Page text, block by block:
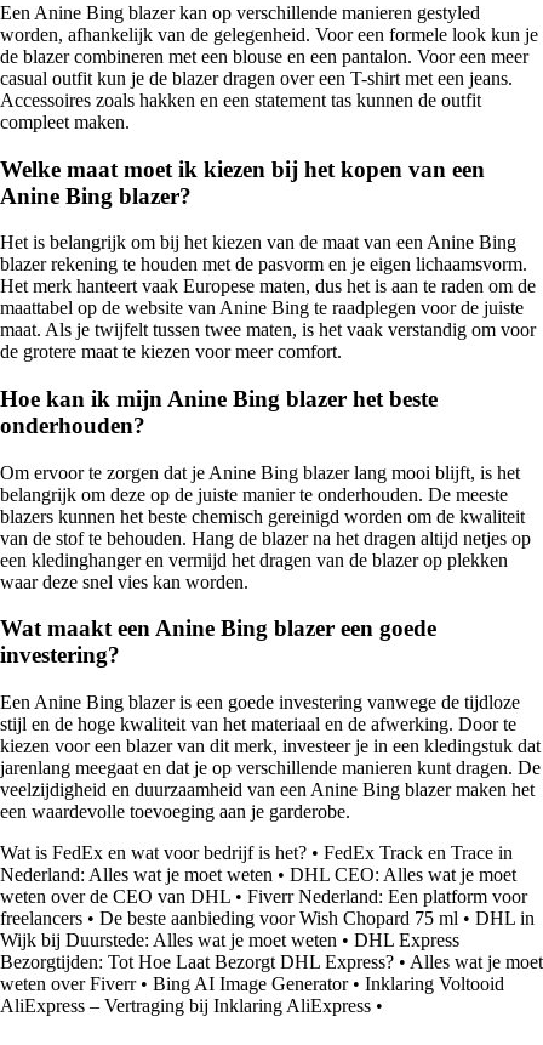
Een Anine Bing blazer kan op verschillende manieren gestyled
worden, afhankelijk van de gelegenheid. Voor een formele look kun je
de blazer combineren met een blouse en een pantalon. Voor een meer
casual outfit kun je de blazer dragen over een T-shirt met een jeans.
Accessoires zoals hakken en een statement tas kunnen de outfit
compleet maken.
Welke maat moet ik kiezen bij het kopen van een
Anine Bing blazer?
Het is belangrijk om bij het kiezen van de maat van een Anine Bing
blazer rekening te houden met de pasvorm en je eigen lichaamsvorm.
Het merk hanteert vaak Europese maten, dus het is aan te raden om de
maattabel op de website van Anine Bing te raadplegen voor de juiste
maat. Als je twijfelt tussen twee maten, is het vaak verstandig om voor
de grotere maat te kiezen voor meer comfort.
Hoe kan ik mijn Anine Bing blazer het beste
onderhouden?
Om ervoor te zorgen dat je Anine Bing blazer lang mooi blijft, is het
belangrijk om deze op de juiste manier te onderhouden. De meeste
blazers kunnen het beste chemisch gereinigd worden om de kwaliteit
van de stof te behouden. Hang de blazer na het dragen altijd netjes op
een kledinghanger en vermijd het dragen van de blazer op plekken
waar deze snel vies kan worden.
Wat maakt een Anine Bing blazer een goede
investering?
Een Anine Bing blazer is een goede investering vanwege de tijdloze
stijl en de hoge kwaliteit van het materiaal en de afwerking. Door te
kiezen voor een blazer van dit merk, investeer je in een kledingstuk dat
jarenlang meegaat en dat je op verschillende manieren kunt dragen. De
veelzijdigheid en duurzaamheid van een Anine Bing blazer maken het
een waardevolle toevoeging aan je garderobe.
Wat is FedEx en wat voor bedrijf is het? • FedEx Track en Trace in
Nederland: Alles wat je moet weten • DHL CEO: Alles wat je moet
weten over de CEO van DHL • Fiverr Nederland: Een platform voor
freelancers • De beste aanbieding voor Wish Chopard 75 ml • DHL in
Wijk bij Duurstede: Alles wat je moet weten • DHL Express
Bezorgtijden: Tot Hoe Laat Bezorgt DHL Express? • Alles wat je moet
weten over Fiverr• Bing AI Image Generator• Inklaring Voltooid
AliExpress – Vertraging bij Inklaring AliExpress •